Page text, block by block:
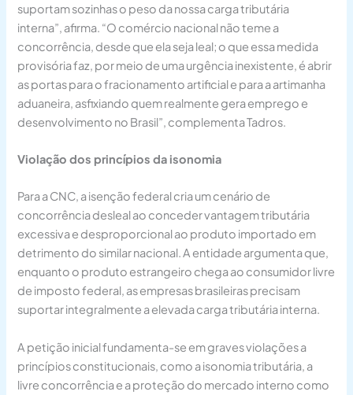
suportam sozinhas o peso da nossa carga tributária
interna”, afirma. “O comércio nacional não teme a
concorrência, desde que ela seja leal; o que essa medida
provisória faz, por meio de uma urgência inexistente, é abrir
as portas para o fracionamento artificial e para a artimanha
aduaneira, asfixiando quem realmente gera emprego e
desenvolvimento no Brasil”, complementa Tadros.
Violação dos princípios da isonomia
Para a CNC, a isenção federal cria um cenário de
concorrência desleal ao conceder vantagem tributária
excessiva e desproporcional ao produto importado em
detrimento do similar nacional. A entidade argumenta que,
enquanto o produto estrangeiro chega ao consumidor livre
de imposto federal, as empresas brasileiras precisam
suportar integralmente a elevada carga tributária interna.
A petição inicial fundamenta-se em graves violações a
princípios constitucionais, como a isonomia tributária, a
livre concorrência e a proteção do mercado interno como